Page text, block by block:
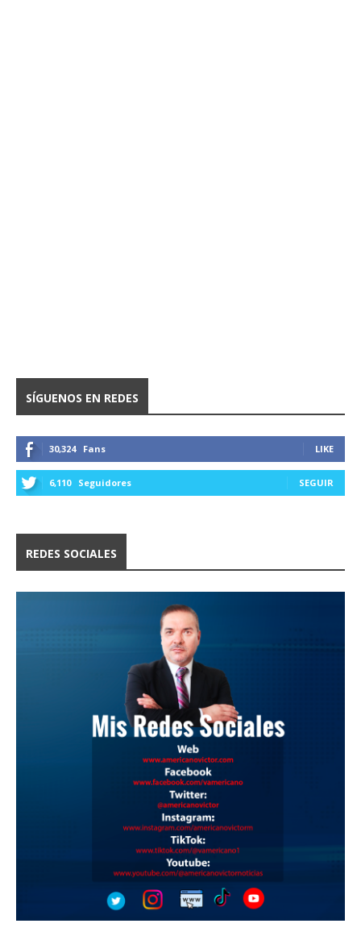
SÍGUENOS EN REDES
30,324 Fans LIKE
6,110 Seguidores SEGUIR
REDES SOCIALES